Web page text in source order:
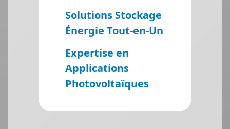
Solutions Stockage
Énergie Tout-en-Un
Expertise en
Applications
Photovoltaïques